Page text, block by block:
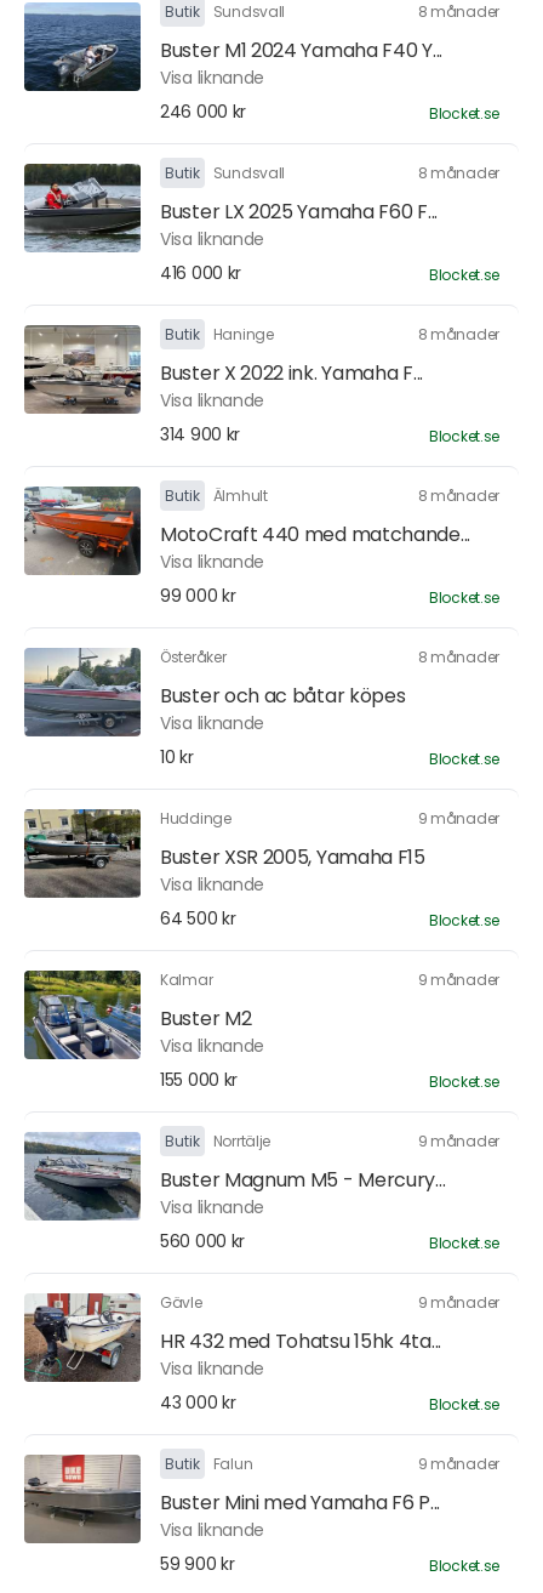
Butik Sundsvall 8 månader
Buster M1 2024 Yamaha F40 Y...
Visa liknande
246 000 kr
Blocket.se
Butik Sundsvall 8 månader
Buster LX 2025 Yamaha F60 F...
Visa liknande
416 000 kr
Blocket.se
Butik Haninge 8 månader
Buster X 2022 ink. Yamaha F...
Visa liknande
314 900 kr
Blocket.se
Butik Älmhult 8 månader
MotoCraft 440 med matchande...
Visa liknande
99 000 kr
Blocket.se
Österåker 8 månader
Buster och ac båtar köpes
Visa liknande
10 kr
Blocket.se
Huddinge 9 månader
Buster XSR 2005, Yamaha F15
Visa liknande
64 500 kr
Blocket.se
Kalmar 9 månader
Buster M2
Visa liknande
155 000 kr
Blocket.se
Butik Norrtälje 9 månader
Buster Magnum M5 - Mercury...
Visa liknande
560 000 kr
Blocket.se
Gävle 9 månader
HR 432 med Tohatsu 15hk 4ta...
Visa liknande
43 000 kr
Blocket.se
Butik Falun 9 månader
Buster Mini med Yamaha F6 P...
Visa liknande
59 900 kr
Blocket.se